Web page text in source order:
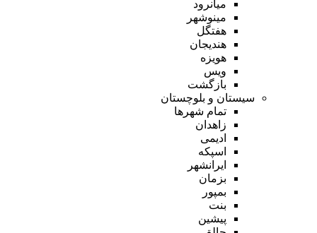
میانرود
مینوشهر
هفتگل
هندیجان
هویزه
ویس
بازگشت
سیستان و بلوچستان
تمام شهر‌ها
زاهدان
ادیمی
اسپکه
ایرانشهر
بزمان
بمپور
بنت
پیشین